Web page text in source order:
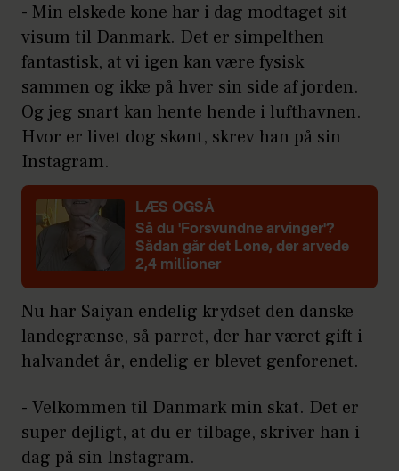
- Min elskede kone har i dag modtaget sit
visum til Danmark. Det er simpelthen
fantastisk, at vi igen kan være fysisk
sammen og ikke på hver sin side af jorden.
Og jeg snart kan hente hende i lufthavnen.
Hvor er livet dog skønt, skrev han på sin
Instagram.
LÆS OGSÅ
Så du 'Forsvundne arvinger'?
Sådan går det Lone, der arvede
2,4 millioner
Nu har Saiyan endelig krydset den danske
landegrænse, så parret, der har været gift i
halvandet år, endelig er blevet genforenet.
- Velkommen til Danmark min skat. Det er
super dejligt, at du er tilbage, skriver han i
dag på sin Instagram.